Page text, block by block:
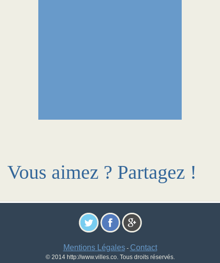
Vous aimez ? Partagez !
Mentions Légales- Contact
© 2014 http://www.villes.co. Tous droits réservés.